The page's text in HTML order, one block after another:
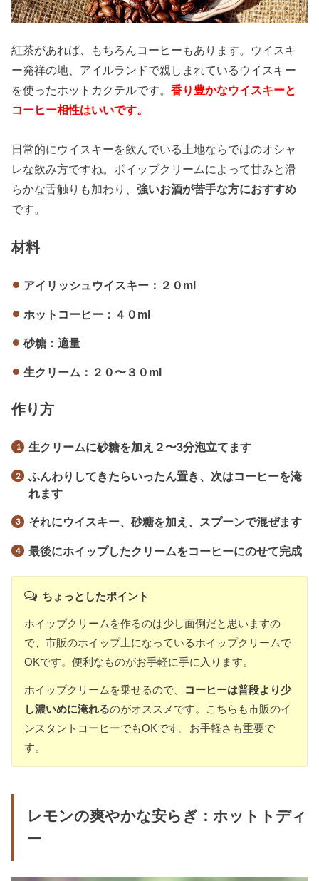
紅茶があれば、もちろんコーヒーもあります。ウイスキ
ー発祥の地、アイルランドで親しまれているウイスキー
を使ったホットカクテルです。香り豊かなウイスキーと
コーヒー相性はいいです。
日常的にウイスキーを飲んでいる土地ならではのオシャ
レな飲み方ですね。ボイップクリームによって甘みと滑
らかな舌触りも加わり、強いお酒が苦手な方におすすめ
です。
材料
アイリッシュウイスキー：２０ml
ホットコーヒー：４０ml
砂糖：適量
生クリーム：２０〜３０ml
作り方
生クリームに砂糖を加え２〜3分泡立てます
ふんわりしてきたらいったん置き、次はコーヒーを淹
れます
それにウイスキー、砂糖を加え、スプーンで混ぜます
最後にホイップしたクリームをコーヒーにのせて完成
ちょっとしたポイント
ホイップクリームを作るのは少し面倒だと思いますの
で、市販のホイップ上になっているホイップクリームで
OKです。便利なものがお手軽に手に入ります。
ホイップクリームを乗せるので、
コーヒーは普段より少
し濃いめに淹れるのがオススメです。こちらも市販のイ
ンスタントコーヒーでもOKです。お手軽さも重要で
す。
レモンの爽やかな安らぎ：ホットトディ
ー